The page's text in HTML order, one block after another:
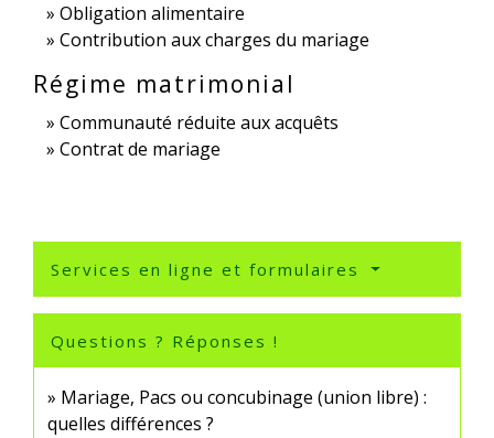
Obligation alimentaire
Contribution aux charges du mariage
Régime matrimonial
Communauté réduite aux acquêts
Contrat de mariage
Services en ligne et formulaires
Questions ? Réponses !
Mariage, Pacs ou concubinage (union libre) :
quelles différences ?